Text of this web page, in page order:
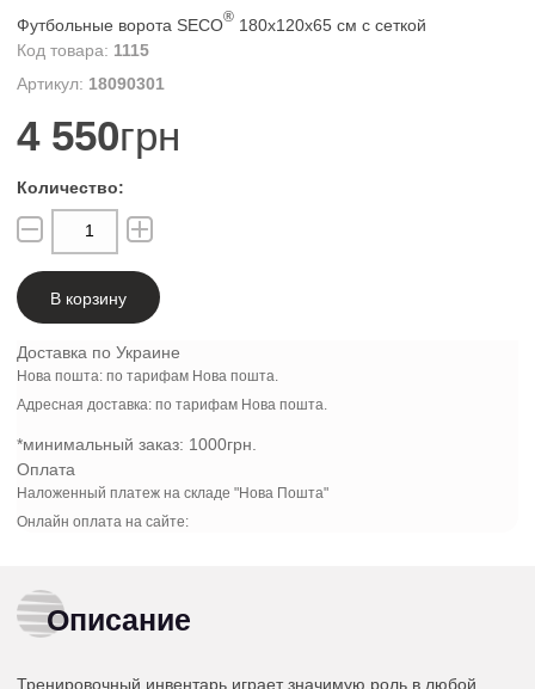
Футбольные ворота SECO® 180х120х65 см с сеткой
1115
18090301
4 550грн
В корзину
Доставка по Украине
Нова пошта: по тарифам Нова пошта.
Адресная доставка: по тарифам Нова пошта.
*минимальный заказ: 1000грн.
Оплата
Наложенный платеж на складе "Нова Пошта"
Онлайн оплата на сайте:
Описание
Тренировочный инвентарь играет значимую роль в любой